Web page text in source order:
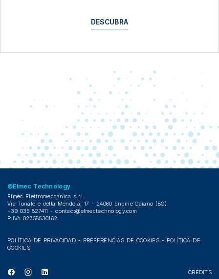
DESCUBRA
©Elmec Technology
Elmec Elettromeccanica s.r.l.
Via Tonale e della Mendola, 17 - 24060 Endine Gaiano (BG)
+39 035 827411 -contact@elmectechnology.com
P.IVA 02758530162
POLÍTICA DE PRIVACIDAD - PREFERENCIAS DE COOKIES - POLÍTICA DE
COOKIES
CREDITS